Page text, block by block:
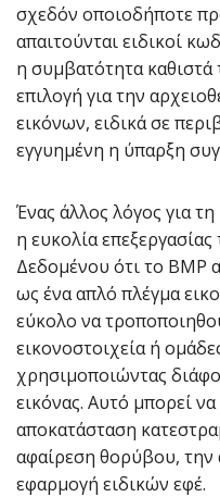
σχεδόν οποιοδήποτε
απαιτούνται ειδικοί
η συμβατότητα καθιστά
επιλογή για την
εικόνων, ειδικά σε
εγγυημένη η ύπαρξη
Ένας άλλος λόγος για
η ευκολία
Δεδομένου ότι το BMP
ως ένα απλό πλέγμα
εύκολο να
εικονοστοιχεία ή
χρησιμοποιώντας
εικόνας. Αυτό μπορεί
αποκατάσταση
αφαίρεση θορύβου,
εφαρμογή ειδικών εφέ.